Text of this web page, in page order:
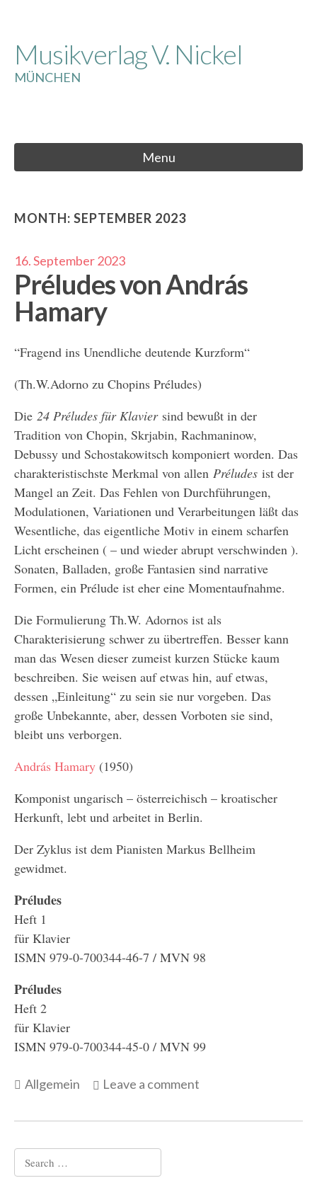
content
Musikverlag V. Nickel
MÜNCHEN
Menu
MONTH: SEPTEMBER 2023
16. September 2023
Préludes von András
Hamary
“Fragend ins Unendliche deutende Kurzform“
(Th.W.Adorno zu Chopins Préludes)
Die 24 Préludes für Klavier sind bewußt in der
Tradition von Chopin, Skrjabin, Rachmaninow,
Debussy und Schostakowitsch komponiert worden. Das
charakteristischste Merkmal von allen Préludes ist der
Mangel an Zeit. Das Fehlen von Durchführungen,
Modulationen, Variationen und Verarbeitungen läßt das
Wesentliche, das eigentliche Motiv in einem scharfen
Licht erscheinen ( – und wieder abrupt verschwinden ).
Sonaten, Balladen, große Fantasien sind narrative
Formen, ein Prélude ist eher eine Momentaufnahme.
Die Formulierung Th.W. Adornos ist als
Charakterisierung schwer zu übertreffen. Besser kann
man das Wesen dieser zumeist kurzen Stücke kaum
beschreiben. Sie weisen auf etwas hin, auf etwas,
dessen „Einleitung“ zu sein sie nur vorgeben. Das
große Unbekannte, aber, dessen Vorboten sie sind,
bleibt uns verborgen.
András Hamary (1950)
Komponist ungarisch – österreichisch – kroatischer
Herkunft, lebt und arbeitet in Berlin.
Der Zyklus ist dem Pianisten Markus Bellheim
gewidmet.
Préludes
Heft 1
für Klavier
ISMN 979-0-700344-46-7 / MVN 98
Préludes
Heft 2
für Klavier
ISMN 979-0-700344-45-0 / MVN 99
Categories
Allgemein Leave a comment
for: